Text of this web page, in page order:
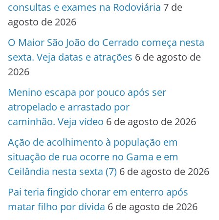
consultas e exames na Rodoviária 7 de
agosto de 2026
O Maior São João do Cerrado começa nesta
sexta. Veja datas e atrações 6 de agosto de
2026
Menino escapa por pouco após ser
atropelado e arrastado por
caminhão. Veja vídeo 6 de agosto de 2026
Ação de acolhimento à população em
situação de rua ocorre no Gama e em
Ceilândia nesta sexta (7) 6 de agosto de 2026
Pai teria fingido chorar em enterro após
matar filho por dívida 6 de agosto de 2026